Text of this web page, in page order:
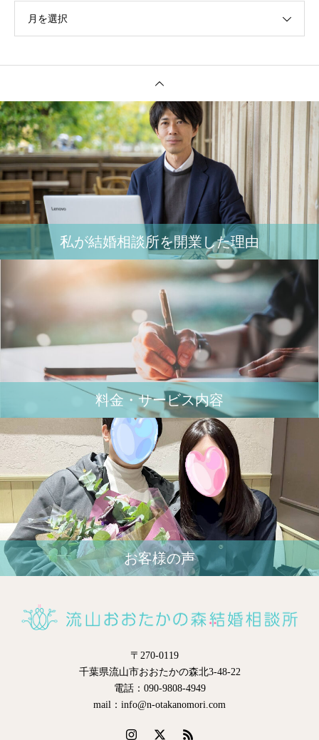
月を選択
私が結婚相談所を開業した理由
料金・サービス内容
お客様の声
〒270-0119
千葉県流山市おおたかの森北3-48-22
電話：090-9808-4949
mail：info@n-otakanomori.com